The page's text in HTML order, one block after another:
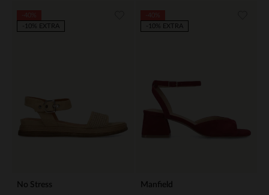
No Stress
-10% EXTRA
Manfield
-10% EXTRA